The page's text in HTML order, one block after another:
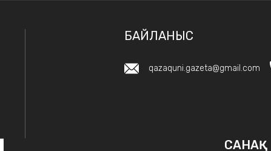
БАЙЛАНЫС
qazaquni.gazeta@gmail.com
САНАҚ